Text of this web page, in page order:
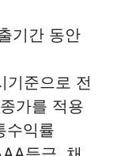
기간 동안
기준으로 전
가를 적용
수익률